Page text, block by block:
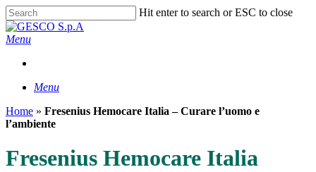
Skip
to
main
Hit enter to search or ESC to close
Close
Search
Menu
Menu
Home » Fresenius Hemocare Italia – Curare l’uomo e
l’ambiente
Fresenius Hemocare Italia